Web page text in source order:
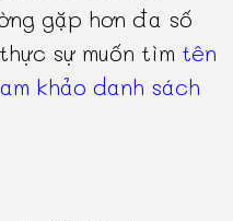
gặp hơn đa số
sự muốn tìm tên
khảo danh sách